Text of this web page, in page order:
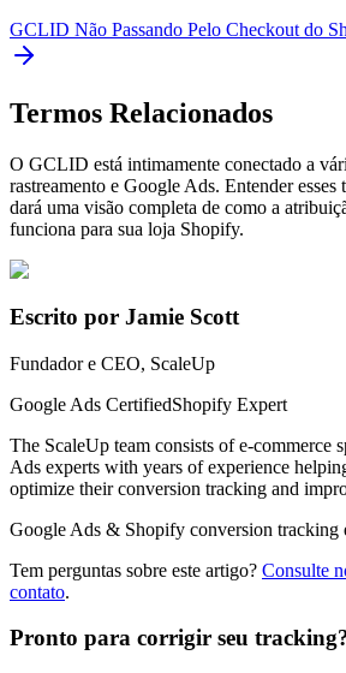
GCLID Não Passando Pelo Checkout do
Termos Relacionados
O GCLID está intimamente conectado a
rastreamento e Google Ads. Entender esses
dará uma visão completa de como a
funciona para sua loja Shopify.
Escrito por Jamie Scott
Fundador e CEO, ScaleUp
Google Ads CertifiedShopify Expert
The ScaleUp team consists of e-commerce
Ads experts with years of experience
optimize their conversion tracking and
Google Ads & Shopify conversion tracking
Tem perguntas sobre este artigo? Consulte
contato.
Pronto para corrigir seu